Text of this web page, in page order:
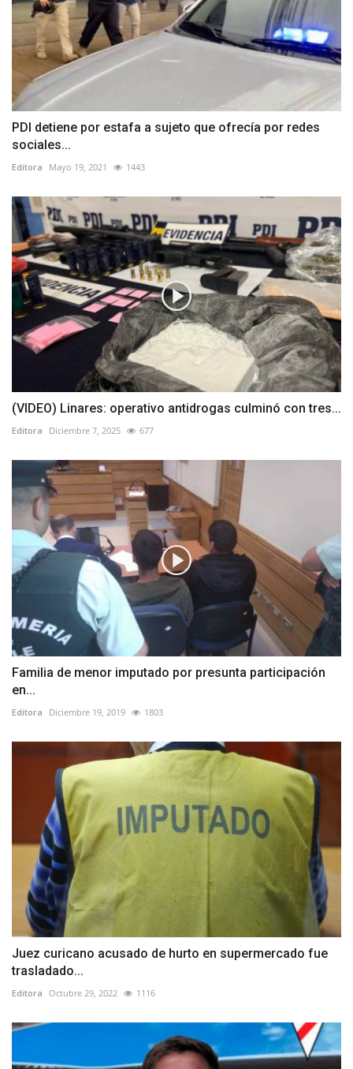
PDI detiene por estafa a sujeto que ofrecía por redes
sociales...
Editora Mayo 19, 2021 1443
(VIDEO) Linares: operativo antidrogas culminó con tres...
Editora Diciembre 7, 2025 677
Familia de menor imputado por presunta participación
en...
Editora Diciembre 19, 2019 1803
Juez curicano acusado de hurto en supermercado fue
trasladado...
Editora Octubre 29, 2022 1116